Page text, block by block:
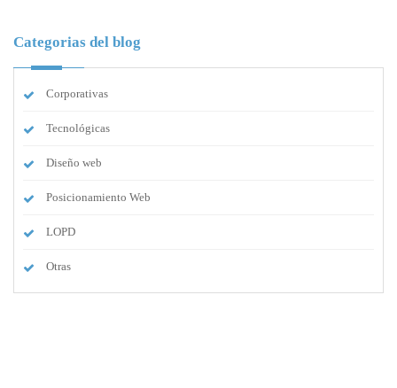
Categorias del blog
Corporativas
Tecnológicas
Diseño web
Posicionamiento Web
LOPD
Otras